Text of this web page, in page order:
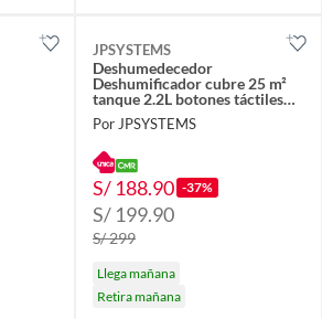
JPSYSTEMS
Deshumedecedor
Deshumificador cubre 25 m²
tanque 2.2L botones táctiles
temporizador y modo sleep
28W
Por JPSYSTEMS
S/ 188.90 -37%
S/ 199.90
S/ 299
Llega mañana
Retira mañana